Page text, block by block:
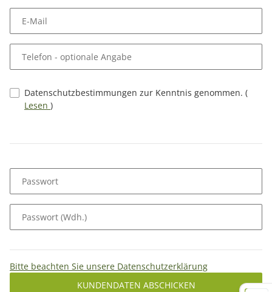
E-Mail
Telefon - optionale Angabe
Datenschutzbestimmungen zur Kenntnis genommen. (
Lesen )
Passwort
Passwort (Wdh.)
Bitte beachten Sie unsere Datenschutzerklärung
KUNDENDATEN ABSCHICKEN